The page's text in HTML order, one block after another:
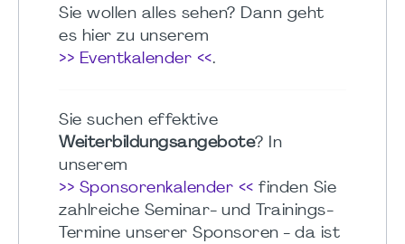
Sie wollen alles sehen? Dann geht
es hier zu unserem
>> Eventkalender <<.
Sie suchen effektive
Weiterbildungsangebote? In
unserem
>> Sponsorenkalender << finden Sie
zahlreiche Seminar- und Trainings-
Termine unserer Sponsoren - da ist